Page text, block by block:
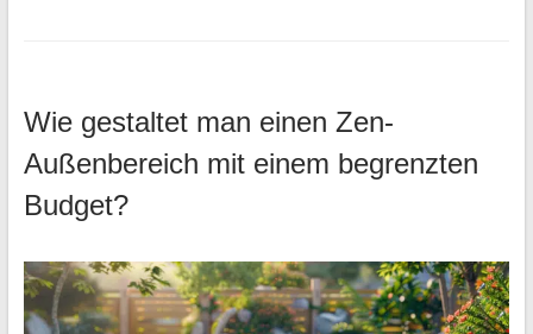
Wie gestaltet man einen Zen-
Außenbereich mit einem begrenzten
Budget?